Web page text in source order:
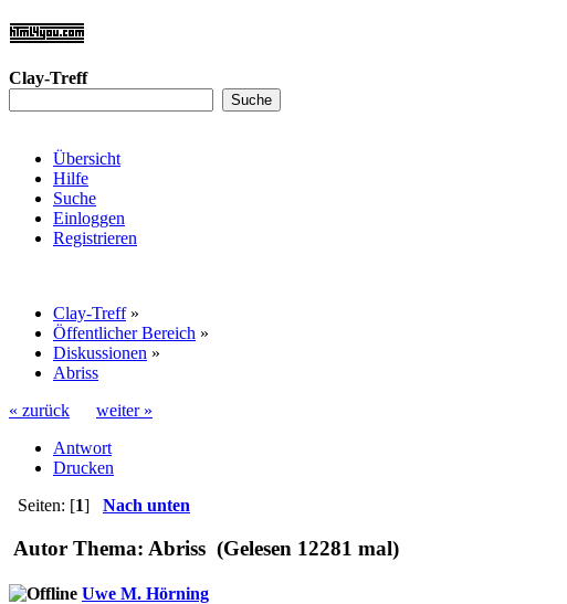
Clay-Treff
Übersicht
Hilfe
Suche
Einloggen
Registrieren
Clay-Treff»
Öffentlicher Bereich »
Diskussionen »
Abriss
« zurück
weiter »
Antwort
Drucken
Seiten: [1] Nach unten
Autor Thema: Abriss (Gelesen 12281 mal)
Uwe M. Hörning